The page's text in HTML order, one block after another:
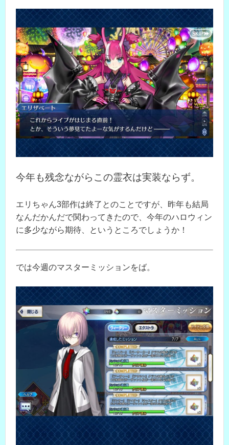
今年も残念ながらこの霊衣は実装ならず。
エリちゃん3部作は終了とのことですが、昨年も結局
なんだかんだで関わってきたので、今年のハロウィン
に多少ながら期待、というところでしょうか！
では今週のマスターミッションをば。